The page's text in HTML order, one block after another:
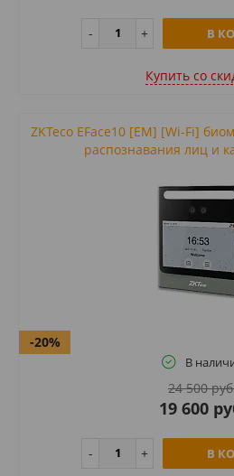
В
Купить cо
ZKTeco EFace10 [EM] [Wi-Fi]
распознавания лиц и
-20%
В
24 500
19 600
В